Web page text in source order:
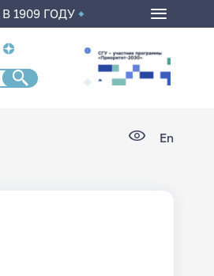
1909 ГОДУ
En